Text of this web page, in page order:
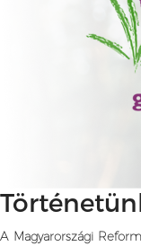
A Magyarországi